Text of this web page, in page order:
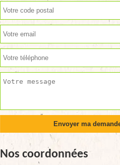
Nos coordonnées